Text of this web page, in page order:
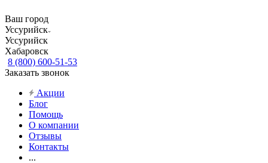
Ваш город
Уссурийск
Уссурийск
Хабаровск
8 (800) 600-51-53
Заказать звонок
Акции
Блог
Помощь
О компании
Отзывы
Контакты
...